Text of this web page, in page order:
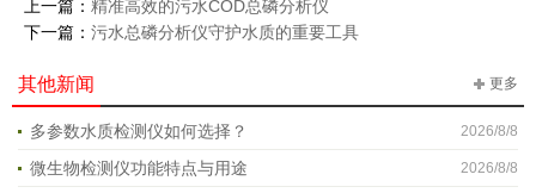
上一篇： 精准高效的污水COD总磷分析仪
下一篇： 污水总磷分析仪守护水质的重要工具
其他新闻 更多
多参数水质检测仪如何选择？ 2026/8/8
微生物检测仪功能特点与用途 2026/8/8